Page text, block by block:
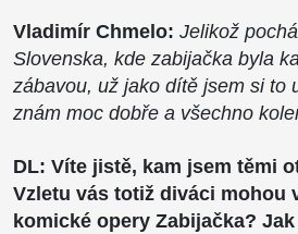
Vladimír Chmelo: Jelikož
Slovenska, kde zabijačka byla
zábavou, už jako dítě jsem si to
znám moc dobře a všechno
DL: Víte jistě, kam jsem těmi
Vzletu vás totiž diváci mohou
komické opery Zabijačka?